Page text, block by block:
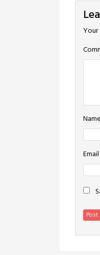
Your
Name
Email